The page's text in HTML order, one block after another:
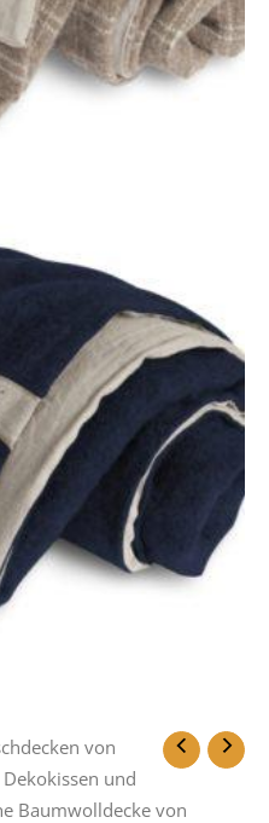
von
und
Baumwolldecke von